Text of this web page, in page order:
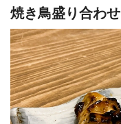
焼き鳥盛り合わせ